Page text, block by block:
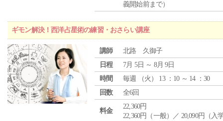
義開始前まで）
ギモン解決！西洋占星術の練習・おさらい講座
講師
北路 久御子
日程
7月 5日 ～ 8月 9日
時間
毎週 （火 ） 13 ：10 ～ 14 ：30
回数
全6回
料金
22,360円
22,360円（一般）／ 20,090円（入